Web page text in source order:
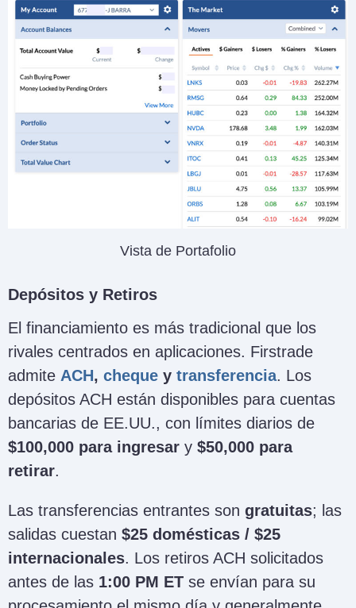
Vista de Portafolio
Depósitos y Retiros
El financiamiento es más tradicional que los
rivales centrados en aplicaciones. Firstrade
admite ACH, cheque y transferencia. Los
depósitos ACH están disponibles para cuentas
bancarias de EE.UU., con límites diarios de
$100,000 para ingresar y $50,000 para
retirar.
Las transferencias entrantes son gratuitas; las
salidas cuestan $25 domésticas / $25
internacionales. Los retiros ACH solicitados
antes de las 1:00 PM ET se envían para su